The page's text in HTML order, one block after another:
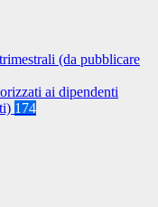
(da pubblicare
ai dipendenti
174